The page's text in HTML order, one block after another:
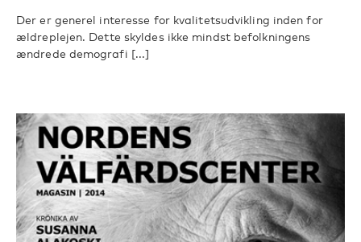
Der er generel interesse for kvalitetsudvikling inden for
ældreplejen. Dette skyldes ikke mindst befolkningens
ændrede demografi [...]